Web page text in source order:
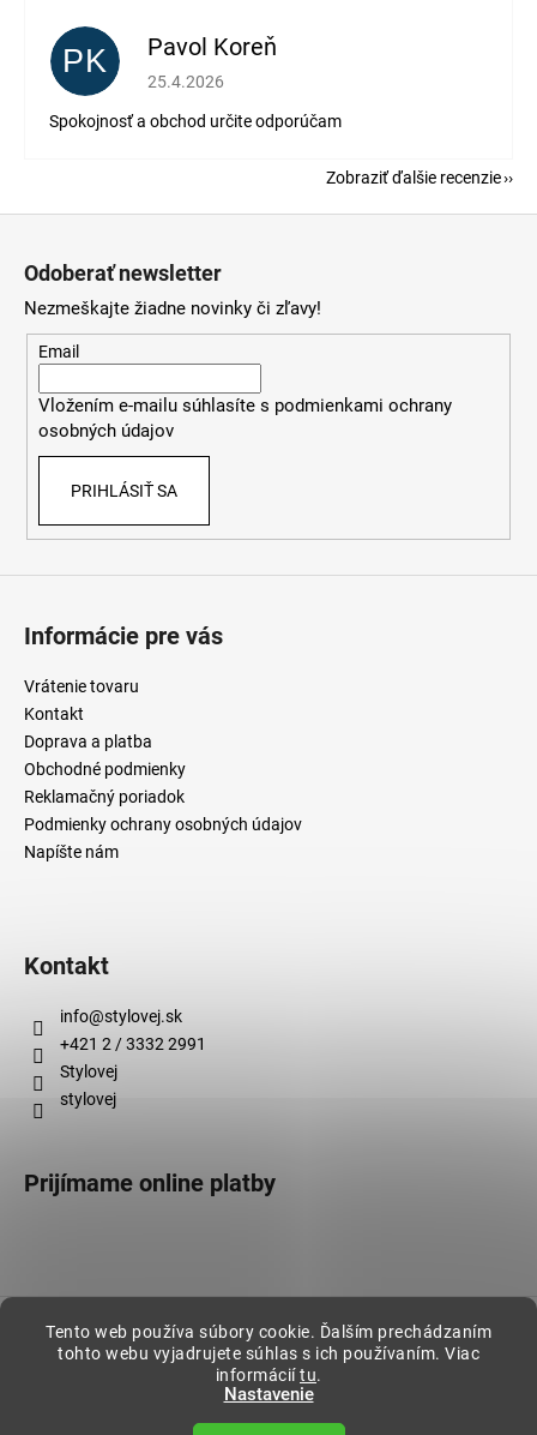
Tento web používa súbory cookie. Ďalším prechádzaním
tohto webu vyjadrujete súhlas s ich používaním. Viac
informáciítu.
Nastavenie
PK Pavol Koreň
Hodnotenie obchodu je 5 z 5 hviezdičiek.
25.4.2026
Spokojnosť a obchod určite odporúčam
Zobraziť ďalšie recenzie
Odoberať newsletter
Nezmeškajte žiadne novinky či zľavy!
Email
Vložením e-mailu súhlasíte s podmienkami ochrany
osobných údajov
PRIHLÁSIŤ SA
Informácie pre vás
Vrátenie tovaru
Kontakt
Doprava a platba
Obchodné podmienky
Reklamačný poriadok
Podmienky ochrany osobných údajov
Napíšte nám
Kontakt
info@stylovej.sk
+421 2 / 3332 2991
Stylovej
stylovej
Prijímame online platby
Vytvoril Shoptet
Copyright 2026Stylovej . Všetky práva vyhradené.